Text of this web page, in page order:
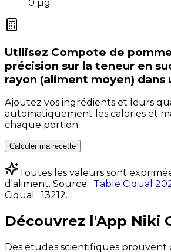
0 µg
Utilisez Compote de
précision sur la teneur en
rayon (aliment moyen) dans
Ajoutez vos ingrédients et leurs
automatiquement les calories et
chaque portion.
Calculer ma recette
Toutes les valeurs sont
d'aliment. Source : Table Ciqual
Ciqual : 13212.
Découvrez l'App Niki
Des études scientifiques prouvent